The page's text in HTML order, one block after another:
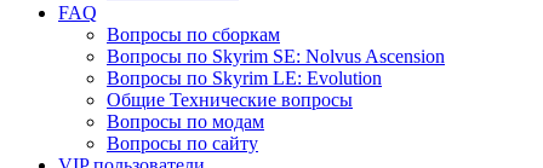
FAQ
Вопросы по сборкам
Вопросы по Skyrim SE: Nolvus Ascension
Вопросы по Skyrim LE: Evolution
Общие Технические вопросы
Вопросы по модам
Вопросы по сайту